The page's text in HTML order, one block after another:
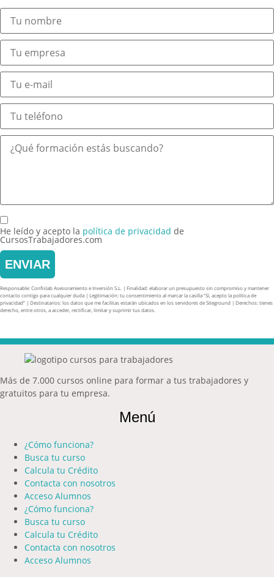
He leído y acepto la política de privacidad de
CursosTrabajadores.com
ENVIAR
Responsable: Confislab Asesoramiento e Inversión S.L. | Finalidad: elaborar un presupuesto sin compromiso y mantener
contacto contigo para cualquier duda | Legitimación: tu consentimiento al marcar la casilla “Sí, acepto la política de
privacidad” | Destinatarios: los datos que me facilitas estarán ubicados en los servidores de Siteground | Derechos: tienes
derecho, entre otros, a acceder, rectificar, limitar y suprimir tus datos.
Más de 7.000 cursos online para formar a tus trabajadores y
gratuitos para tu empresa.
Menú
¿Cómo funciona?
Busca tu curso
Calcula tu Crédito
Contacta con nosotros
Acceso Alumnos
¿Cómo funciona?
Busca tu curso
Calcula tu Crédito
Contacta con nosotros
Acceso Alumnos